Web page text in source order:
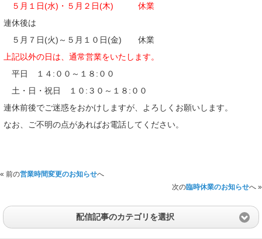
５月１日(水)・５月２日(木) 休業
連休後は
５月７日(火)～５月１０日(金) 休業
上記以外の日は、通常営業をいたします。
平日 １４:００～１８:００
土・日・祝日 １０:３０～１８:００
連休前後でご迷惑をおかけしますが、よろしくお願いします。
なお、ご不明の点があればお電話してください。
« 前の営業時間変更のお知らせへ
次の臨時休業のお知らせへ »
配信記事のカテゴリを選択